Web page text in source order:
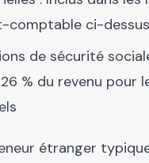
comptable ci-dessus
de sécurité
% du revenu pour
étranger